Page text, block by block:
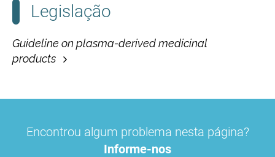
Legislação
Guideline on plasma-derived medicinal
products
Encontrou algum problema nesta página?
Informe-nos